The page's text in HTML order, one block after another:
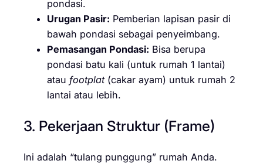
pondasi.
Urugan Pasir: Pemberian lapisan pasir di
bawah pondasi sebagai penyeimbang.
Pemasangan Pondasi: Bisa berupa
pondasi batu kali (untuk rumah 1 lantai)
atau footplat(cakar ayam) untuk rumah 2
lantai atau lebih.
3. Pekerjaan Struktur (Frame)
Ini adalah “tulang punggung” rumah Anda.